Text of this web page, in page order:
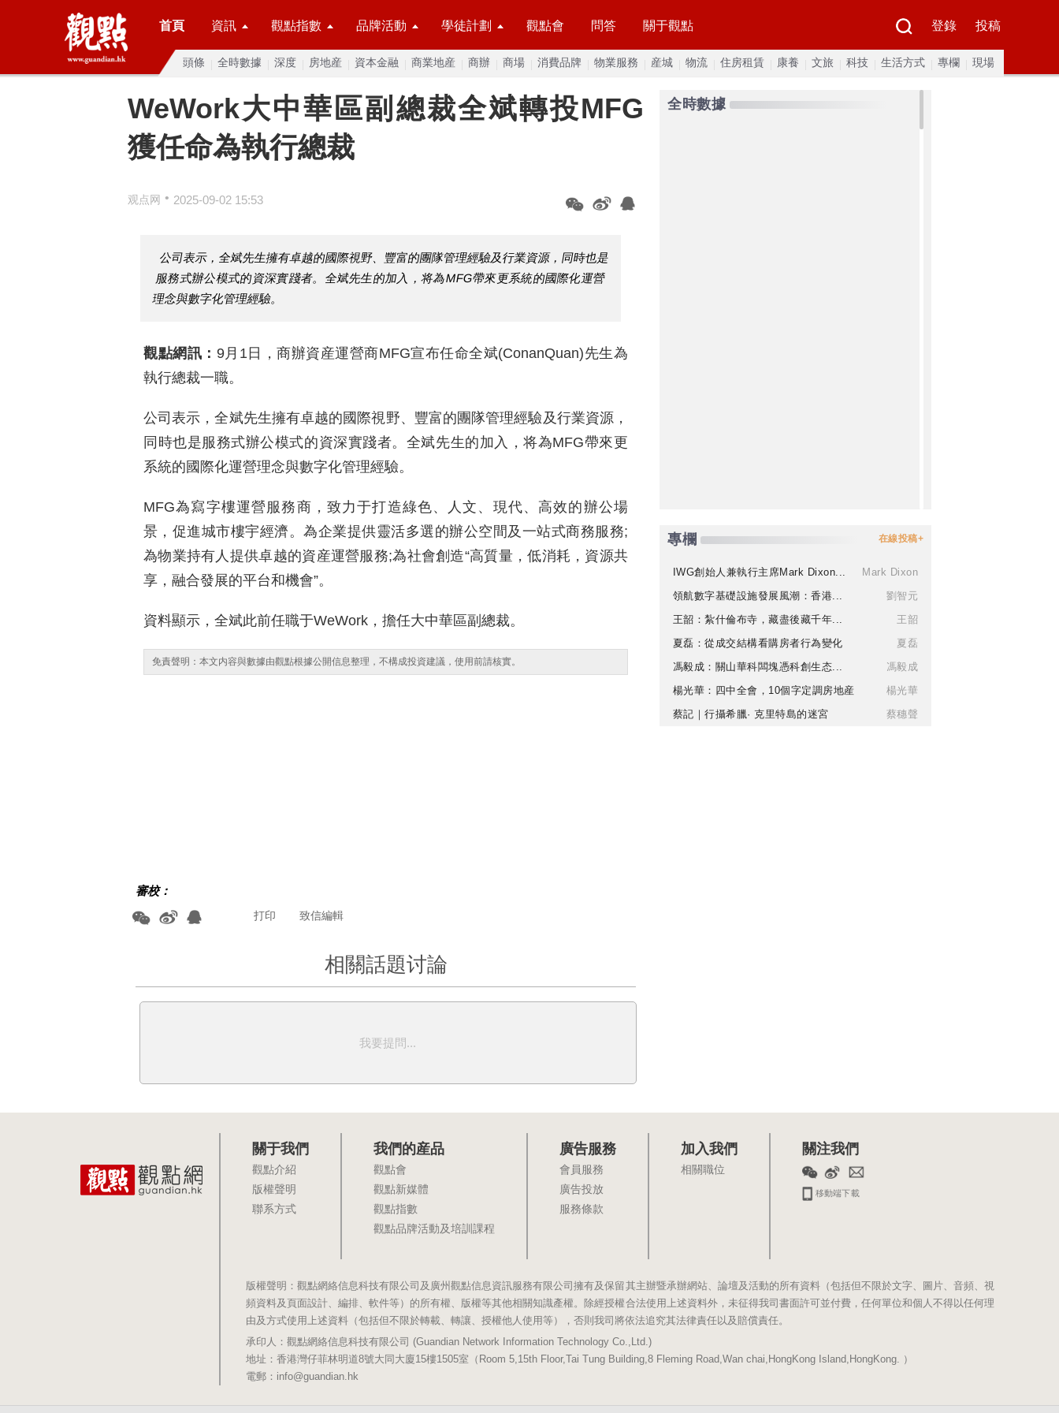
首頁 資訊 觀點指數 品牌活動 學徒計劃 觀點會 問答 關于觀點 登錄 投稿
頭條 全時數據 深度 房地産 資本金融 商業地産 商辦 商場 消費品牌 物業服務 産城 物流 住房租賃 康養 文旅 科技 生活方式 專欄 現場
WeWork大中華區副總裁全斌轉投MFG
獲任命為執行總裁
观点网 • 2025-09-02 15:53
公司表示，全斌先生擁有卓越的國際視野、豐富的團隊管理經驗及行業資源，同時也是
服務式辦公模式的資深實踐者。全斌先生的加入，将為MFG帶來更系統的國際化運營
理念與數字化管理經驗。
觀點網訊： 9月1日，商辦資産運營商MFG宣布任命全斌(ConanQuan)先生為
執行總裁一職。
公司表示，全斌先生擁有卓越的國際視野、豐富的團隊管理經驗及行業資源，
同時也是服務式辦公模式的資深實踐者。全斌先生的加入，将為MFG帶來更
系統的國際化運營理念與數字化管理經驗。
MFG為寫字樓運營服務商，致力于打造綠色、人文、現代、高效的辦公場
景，促進城市樓宇經濟。為企業提供靈活多選的辦公空間及一站式商務服務;
為物業持有人提供卓越的資産運營服務;為社會創造“高質量，低消耗，資源共
享，融合發展的平台和機會”。
資料顯示，全斌此前任職于WeWork，擔任大中華區副總裁。
免責聲明：本文内容與數據由觀點根據公開信息整理，不構成投資建議，使用前請核實。
審校：
致信編輯
打印
相關話題讨論
我要提問...
全時數據
專欄 在線投稿+
IWG創始人兼執行主席Mark Dixon...
Mark Dixon
領航數字基礎設施發展風潮：香港...
劉智元
王韶：紮什倫布寺，藏盡後藏千年...
王韶
夏磊：從成交結構看購房者行為變化
夏磊
馮毅成：關山華科闆塊憑科創生态...
馮毅成
楊光華：四中全會，10個字定調房地産
楊光華
蔡記｜行攝希臘· 克里特島的迷宮
蔡穗聲
關于我們
觀點介紹
版權聲明
聯系方式
我們的産品
觀點會
觀點新媒體
觀點指數
觀點品牌活動及培訓課程
廣告服務
會員服務
廣告投放
服務條款
加入我們
相關職位
關注我們
移動端下載
版權聲明：觀點網絡信息科技有限公司及廣州觀點信息資訊服務有限公司擁有及保留其主辦暨承辦網站、論壇及活動的所有資料（包括但不限於文字、圖片、音頻、視
頻資料及頁面設計、編排、軟件等）的所有權、版權等其他相關知識產權。除經授權合法使用上述資料外，未征得我司書面許可並付費，任何單位和個人不得以任何理
由及方式使用上述資料（包括但不限於轉載、轉讓、授權他人使用等），否則我司將依法追究其法律責任以及賠償責任。
承印人：觀點網絡信息科技有限公司 (Guandian Network Information Technology Co.,Ltd.)
地址：香港灣仔菲林明道8號大同大廈15樓1505室（Room 5,15th Floor,Tai Tung Building,8 Fleming Road,Wan chai,HongKong Island,HongKong. ）
電郵：info@guandian.hk